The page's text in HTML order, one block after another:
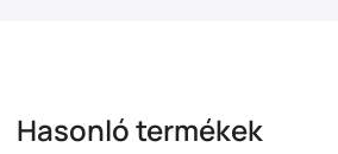
Hasonló termékek